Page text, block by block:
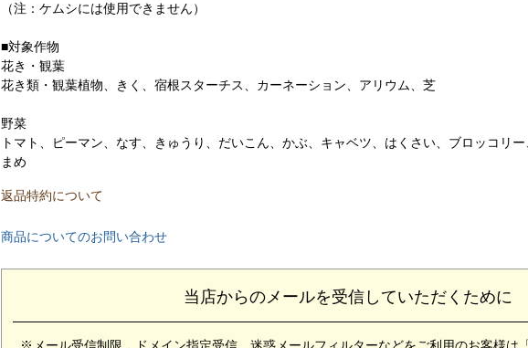
（注：ケムシには使用できません）
■対象作物
花き・観葉
花き類・観葉植物、きく、宿根スターチス、カーネーション、アリウム、芝
野菜
トマト、ピーマン、なす、きゅうり、だいこん、かぶ、キャベツ、はくさい、ブロッコリ
まめ
返品特約について
商品についてのお問い合わせ
当店からのメールを受信していただくために